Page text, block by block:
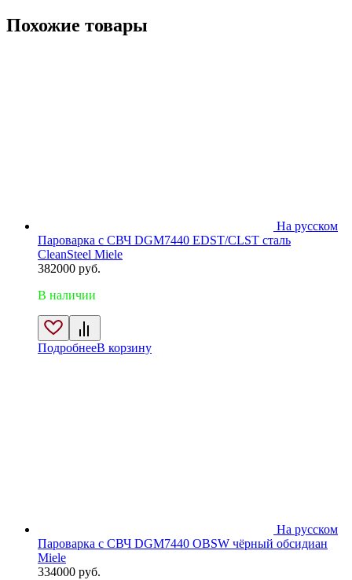
Похожие товары
На русском
Пароварка с СВЧ DGM7440 EDST/CLST сталь
CleanSteel Miele
382000 руб.
В наличии
ПодробнееВ корзину
На русском
Пароварка с СВЧ DGM7440 OBSW чёрный обсидиан
Miele
334000 руб.